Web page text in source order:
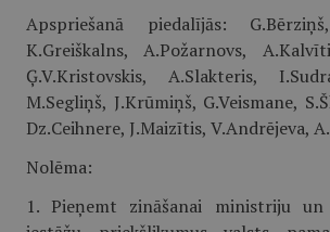
Apspriešanā piedalījās:
K.Greiškalns, A.Požarnovs,
Ģ.V.Kristovskis, A.Slakteris,
M.Segliņš, J.Krūmiņš, G.Veismane,
Dz.Ceihnere, J.Maizītis, V.Andrējeva,
Nolēma:
1. Pieņemt zināšanai ministriju